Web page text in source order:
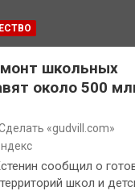
школьных
около 500
«gudvill.com»
сообщил о
школ и